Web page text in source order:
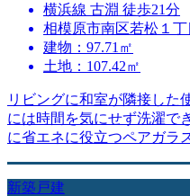
横浜線 古淵 徒歩21分
相模原市南区若松１丁
建物：97.71㎡
土地：107.42㎡
リビングに和室が隣接し
には時間を気にせず洗濯
に省エネに役立つペアガラ
新築戸建